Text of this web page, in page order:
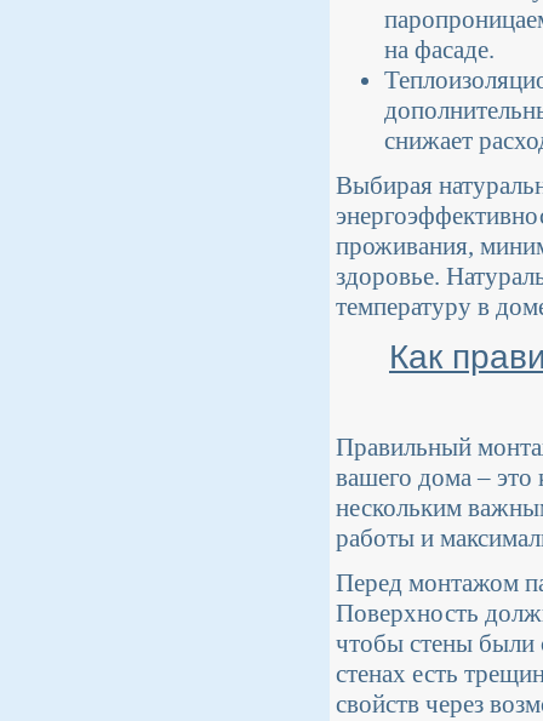
на фасаде.
снижает
Выбирая
проживания,
здоровье.
температуру в
Как
Правильный
вашего дома – это
нескольким
работы и
Перед монтажом
Поверхность
чтобы стены были
стенах есть
свойств через